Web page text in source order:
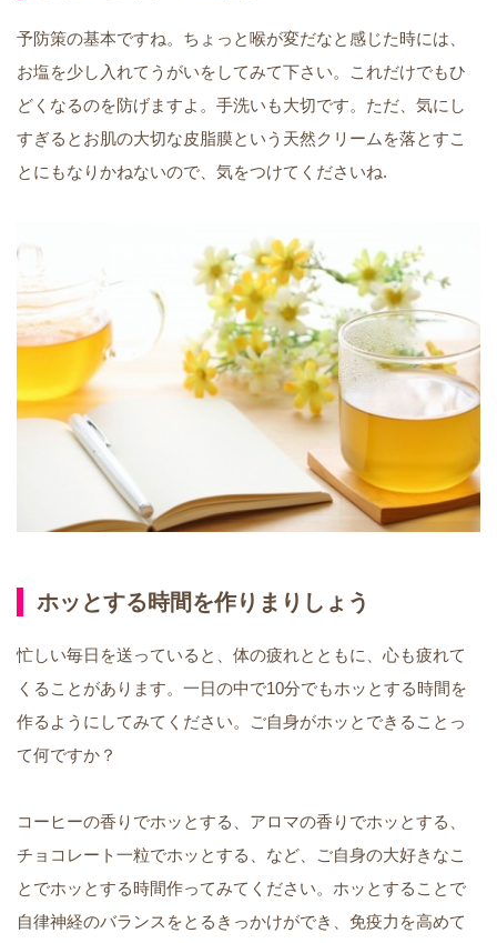
予防策の基本ですね。ちょっと喉が変だなと感じた時には、
お塩を少し入れてうがいをしてみて下さい。これだけでもひ
どくなるのを防げますよ。手洗いも大切です。ただ、気にし
すぎるとお肌の大切な皮脂膜という天然クリームを落とすこ
とにもなりかねないので、気をつけてくださいね.
ホッとする時間を作りまりしょう
忙しい毎日を送っていると、体の疲れとともに、心も疲れて
くることがあります。一日の中で10分でもホッとする時間を
作るようにしてみてください。ご自身がホッとできることっ
て何ですか？
コーヒーの香りでホッとする、アロマの香りでホッとする、
チョコレート一粒でホッとする、など、ご自身の大好きなこ
とでホッとする時間作ってみてください。ホッとすることで
自律神経のバランスをとるきっかけができ、免疫力を高めて